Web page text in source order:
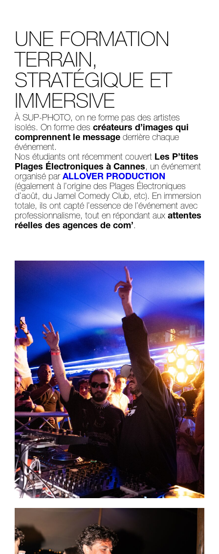
UNE FORMATION
TERRAIN,
STRATÉGIQUE ET
IMMERSIVE
À SUP-PHOTO, on ne forme pas des artistes
isolés. On forme des créateurs d’images qui
comprennent le message derrière chaque
événement.
Nos étudiants ont récemment couvert Les P’tites
Plages Électroniques à Cannes, un événement
organisé par ALLOVER PRODUCTION
(également à l’origine des Plages Électroniques
d’août, du Jamel Comedy Club, etc). En immersion
totale, ils ont capté l’essence de l’événement avec
professionnalisme, tout en répondant aux attentes
réelles des agences de com’.